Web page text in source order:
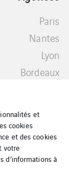
Paris
Nantes
Lyon
Bordeaux
et
cookies
et des cookies
votre
d’informations à